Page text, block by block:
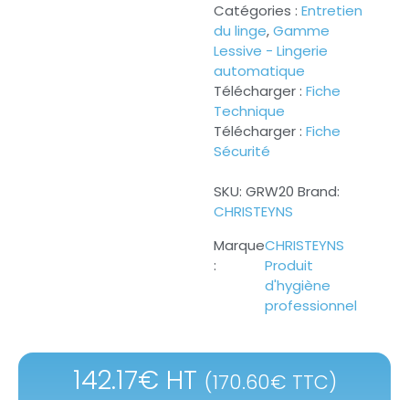
Catégories : Entretien
du linge,Gamme
Lessive - Lingerie
automatique
Télécharger : Fiche
Technique
Télécharger : Fiche
Sécurité
SKU: GRW20 Brand:
CHRISTEYNS
CHRISTEYNS
Produit
d'hygiène
professionnel
142.17€ HT (170.60€ TTC)